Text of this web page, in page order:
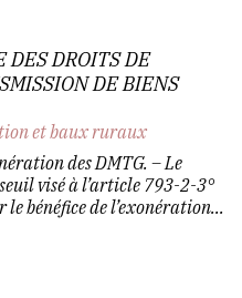
DES DROITS DE
DE BIENS
et baux ruraux
des DMTG. – Le
visé à l’article 793-2-3°
bénéfice de l’exonération...